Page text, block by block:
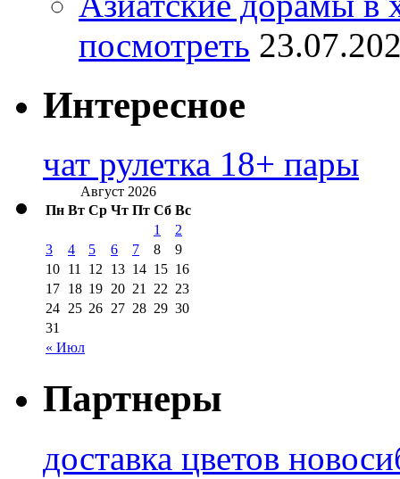
посмотреть
Интересное
чат рулетка 18+ пары
Август 2026
Пн Вт Ср Чт Пт Сб Вс
« Июл
1
2
3
4 5 6 7 8
9
10 11 12 13 14 15 16
17 18 19 20 21 22 23
24 25 26 27 28 29 30
31
Партнеры
доставка цветов